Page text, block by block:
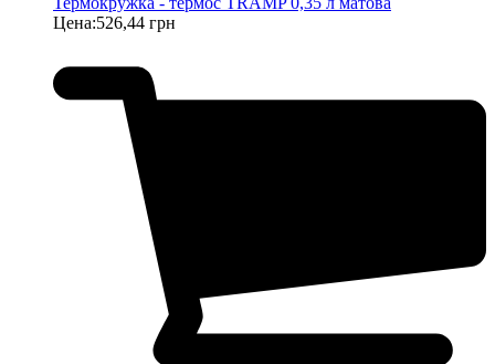
Цена:526,44 грн